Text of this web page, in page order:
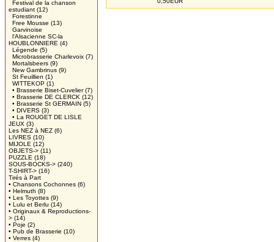
Festival de la chanson
estudiant (12)
Forestinne
Free Mousse (13)
Garvinoise
l'Alsacienne SC-la
HOUBLONNIERE (4)
Légende (5)
Microbrasserie Charlevoix (7)
Mortalsbeers (9)
New Gambrinus (9)
St Feuillien (1)
WITTEKOP (1)
• Brasserie Biset-Cuvelier(7)
• Brasserie DE CLERCK (12)
• Brasserie St GERMAIN (5)
• DIVERS (3)
• La ROUGET DE LISLE
JEUX (3)
Les NEZ à NEZ (6)
LIVRES (10)
MIJOLE (12)
OBJETS-> (11)
PUZZLE (18)
SOUS-BOCKS-> (240)
T-SHIRT-> (16)
Tirés à Part
• Chansons Cochonnes (6)
• Helmuth (8)
• Les Toyottes (9)
• Lulu et Berlu (14)
• Originaux & Reproductions-
> (14)
• Poje (2)
• Pub de Brasserie (10)
• Verres (4)